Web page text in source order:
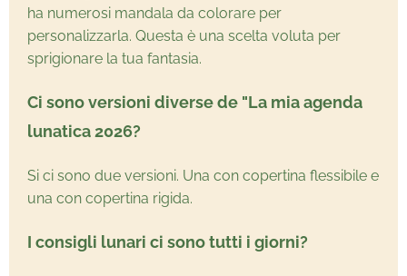
ha numerosi mandala da colorare per
personalizzarla. Questa è una scelta voluta per
sprigionare la tua fantasia.
Ci sono versioni diverse de "La mia agenda
lunatica 2026?
Si ci sono due versioni. Una con copertina flessibile e
una con copertina rigida.
I consigli lunari ci sono tutti i giorni?